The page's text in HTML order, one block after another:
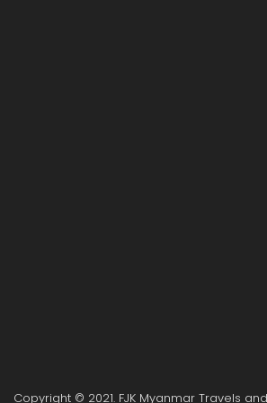
Copyright © 2021. FJK Myanmar Travels and